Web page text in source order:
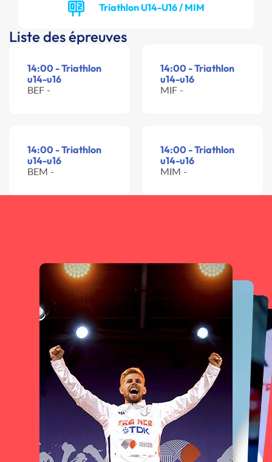
Triathlon U14-U16 / MIM
Liste des épreuves
14:00 - Triathlon
u14-u16
BEF -
14:00 - Triathlon
u14-u16
MIF -
14:00 - Triathlon
u14-u16
BEM -
14:00 - Triathlon
u14-u16
MIM -